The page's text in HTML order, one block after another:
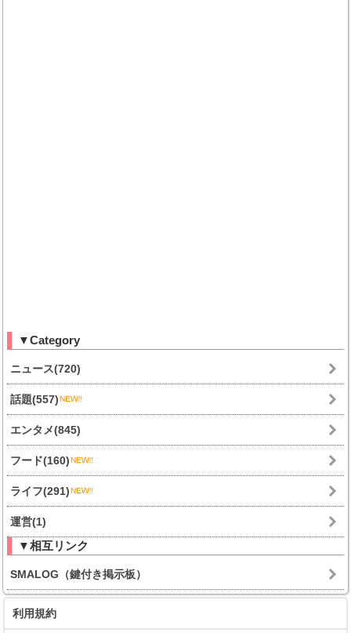
▼Category
ニュース(720)
話題(557)
エンタメ(845)
フード(160)
ライフ(291)
運営(1)
▼相互リンク
SMALOG（鍵付き掲示板）
利用規約